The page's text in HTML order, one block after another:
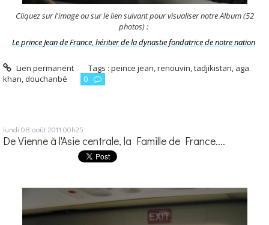
Cliquez sur l'image ou sur le lien suivant pour visualiser notre Album (52
photos) :
Le prince Jean de France, héritier de la dynastie fondatrice de notre nation
Lien permanent Tags :peince jean,renouvin,tadjikistan, aga
khan, douchanbé 0
lundi 08 août 2011 00h25
De Vienne à l'Asie centrale, la Famille de France....